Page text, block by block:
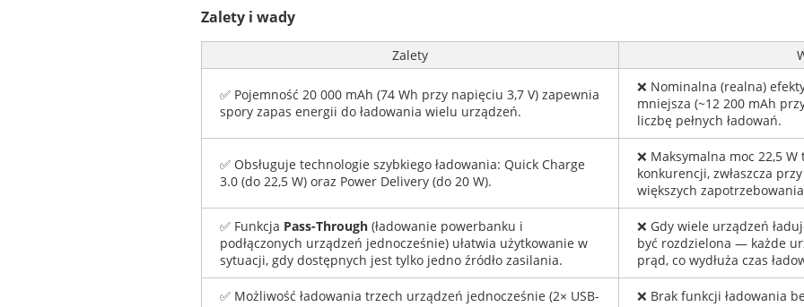
Zalety i wady
Zalety
✅ Pojemność 20 000 mAh (74 Wh przy napięciu 3,7 V) zapewnia
spory zapas energii do ładowania wielu urządzeń.
❌ Nominalna (realna)
mniejsza (~12 200 mAh
liczbę pełnych ładowań.
✅ Obsługuje technologie szybkiego ładowania: Quick Charge
3.0 (do 22,5 W) oraz Power Delivery (do 20 W).
❌ Maksymalna moc 22,5
konkurencji, zwłaszcza
większych
✅ Funkcja Pass-Through(ładowanie powerbanku i
podłączonych urządzeń jednocześnie) ułatwia użytkowanie w
sytuacji, gdy dostępnych jest tylko jedno źródło zasilania.
❌ Gdy wiele urządzeń
być rozdzielona — każde
prąd, co wydłuża czas
✅ Możliwość ładowania trzech urządzeń jednocześnie (2× USB-
❌ Brak funkcji ładowania